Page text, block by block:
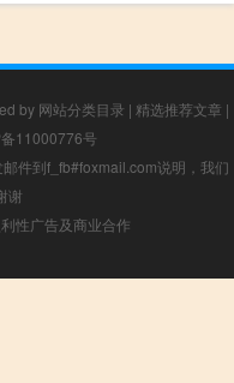
by 网站分类目录 | 精选推荐文章 |
11000776号
件到f_fb#foxmail.com说明，我们
谢
性广告及商业合作